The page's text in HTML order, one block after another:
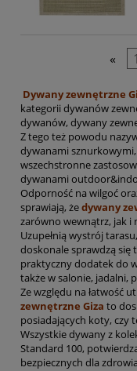
« 1
Dywany zewnętrzne
kategorii dywanów
dywanów, dywany
Z tego też powodu
dywanami
wszechstronne
dywanami
Odporność na wilgoć
sprawiają, żedywany
zarówno wewnątrz, jak i
Uzupełnią wystrój
doskonale sprawdzą się
praktyczny dodatek do
także w salonie, jadalni,
Ze względu na łatwość
zewnętrzne Giza to
posiadających koty, czy
Wszystkie dywany z
Standard 100,
bezpiecznych dla